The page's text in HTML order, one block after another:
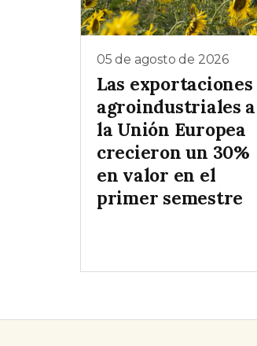
05 de agosto de 2026
Las exportaciones
agroindustriales a
la Unión Europea
crecieron un 30%
en valor en el
primer semestre